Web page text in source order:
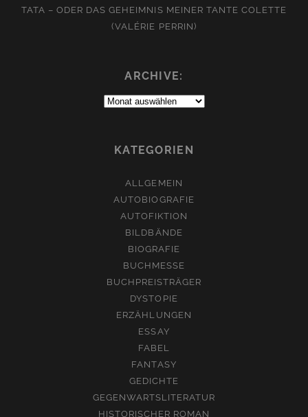
TATA – ODER DAS GEHEIMNIS MEINER TANTE COLETTE
(VALÉRIE PERRIN)
ARCHIVE:
Archive:
KATEGORIEN
ALLGEMEIN
AUTOBIOGRAFIE
AUTOFIKTION
BILDBÄNDE
BIOGRAFIE
BUCHMESSE
BUCHPREISTRÄGER
DYSTOPIE
ERZÄHLUNGEN
ESSAY
FABEL
FANTASY
GEDICHTE
GEGENWARTSLITERATUR
HISTORISCHER ROMAN